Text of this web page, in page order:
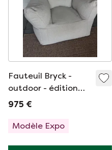
Fauteuil Bryck -
outdoor - édition
limitée
975 €
Modèle Expo